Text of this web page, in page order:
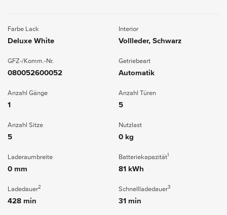
Farbe Lack
Deluxe White
Interior
Vollleder, Schwarz
GFZ-/Komm.-Nr.
080052600052
Getriebeart
Automatik
Anzahl Gänge
1
Anzahl Türen
5
Anzahl Sitze
5
Nutzlast
0 kg
Laderaumbreite
0 mm
Batteriekapazität1
81 kWh
Ladedauer2
428 min
Schnellladedauer3
31 min